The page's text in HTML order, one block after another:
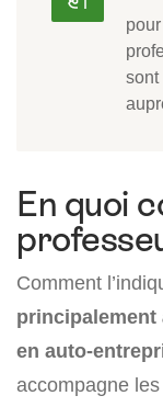
sont
En quoi
Comment
en auto-
accompagne